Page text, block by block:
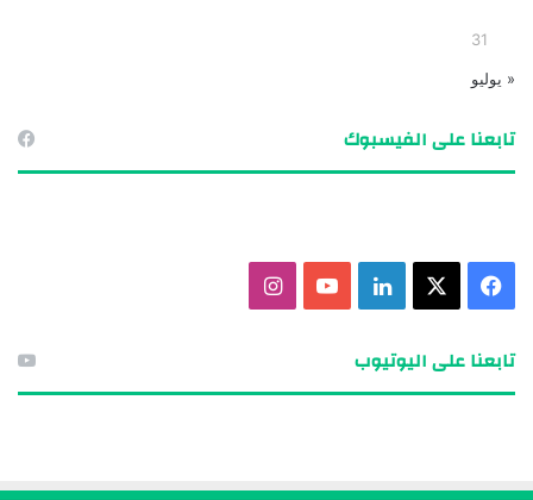
31
« يوليو
تابعنا على الفيسبوك
تابعنا على اليوتيوب